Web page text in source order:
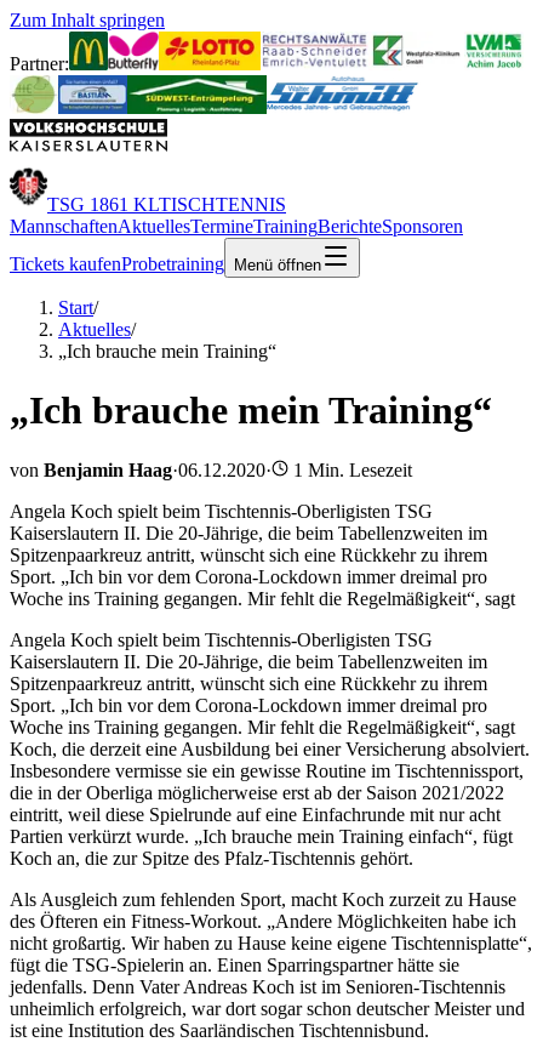
Zum Inhalt springen
Partner:
TSG 1861 KLTISCHTENNIS
MannschaftenAktuellesTermineTrainingBerichteSponsoren
Tickets kaufenProbetraining Menü öffnen
Start/
Aktuelles/
„Ich brauche mein Training“
„Ich brauche mein Training“
von Benjamin Haag·06.12.2020· 1 Min. Lesezeit
Angela Koch spielt beim Tischtennis-Oberligisten TSG
Kaiserslautern II. Die 20-Jährige, die beim Tabellenzweiten im
Spitzenpaarkreuz antritt, wünscht sich eine Rückkehr zu ihrem
Sport. „Ich bin vor dem Corona-Lockdown immer dreimal pro
Woche ins Training gegangen. Mir fehlt die Regelmäßigkeit“, sagt
Angela Koch spielt beim Tischtennis-Oberligisten TSG
Kaiserslautern II. Die 20-Jährige, die beim Tabellenzweiten im
Spitzenpaarkreuz antritt, wünscht sich eine Rückkehr zu ihrem
Sport. „Ich bin vor dem Corona-Lockdown immer dreimal pro
Woche ins Training gegangen. Mir fehlt die Regelmäßigkeit“, sagt
Koch, die derzeit eine Ausbildung bei einer Versicherung absolviert.
Insbesondere vermisse sie ein gewisse Routine im Tischtennissport,
die in der Oberliga möglicherweise erst ab der Saison 2021/2022
eintritt, weil diese Spielrunde auf eine Einfachrunde mit nur acht
Partien verkürzt wurde. „Ich brauche mein Training einfach“, fügt
Koch an, die zur Spitze des Pfalz-Tischtennis gehört.
Als Ausgleich zum fehlenden Sport, macht Koch zurzeit zu Hause
des Öfteren ein Fitness-Workout. „Andere Möglichkeiten habe ich
nicht großartig. Wir haben zu Hause keine eigene Tischtennisplatte“,
fügt die TSG-Spielerin an. Einen Sparringspartner hätte sie
jedenfalls. Denn Vater Andreas Koch ist im Senioren-Tischtennis
unheimlich erfolgreich, war dort sogar schon deutscher Meister und
ist eine Institution des Saarländischen Tischtennisbund.